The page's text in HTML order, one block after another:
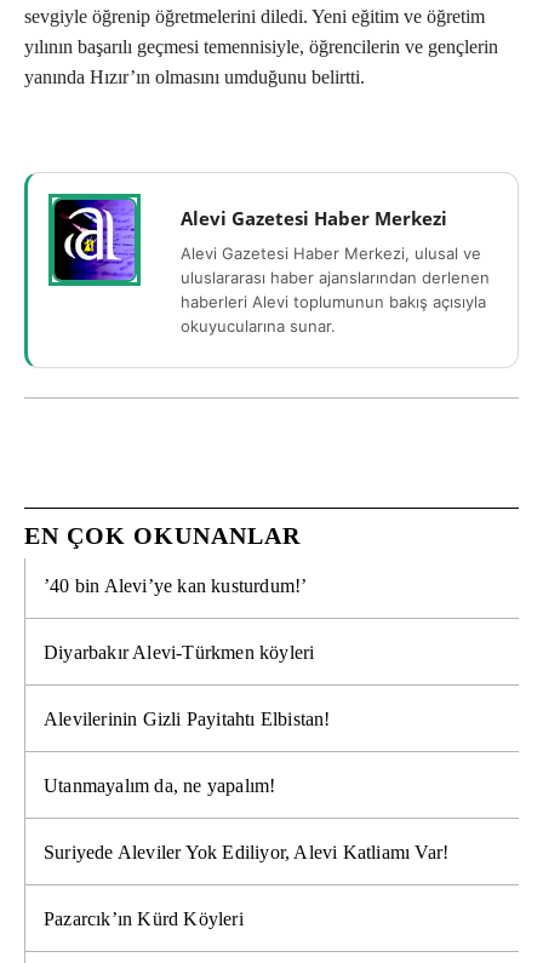
sevgiyle öğrenip öğretmelerini diledi. Yeni eğitim ve öğretim
yılının başarılı geçmesi temennisiyle, öğrencilerin ve gençlerin
yanında Hızır’ın olmasını umduğunu belirtti.
Alevi Gazetesi Haber Merkezi
Alevi Gazetesi Haber Merkezi, ulusal ve
uluslararası haber ajanslarından derlenen
haberleri Alevi toplumunun bakış açısıyla
okuyucularına sunar.
EN ÇOK OKUNANLAR
’40 bin Alevi’ye kan kusturdum!’
Diyarbakır Alevi-Türkmen köyleri
Alevilerinin Gizli Payitahtı Elbistan!
Utanmayalım da, ne yapalım!
Suriyede Aleviler Yok Ediliyor, Alevi Katliamı Var!
Pazarcık’ın Kürd Köyleri